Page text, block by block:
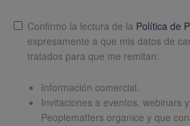
LopdConfirmo la lectura de la Política de
expresamente a que mis datos de
tratados para que me remitan:
Información comercial.
Invitaciones a eventos, webinars
Peoplematters organice y que